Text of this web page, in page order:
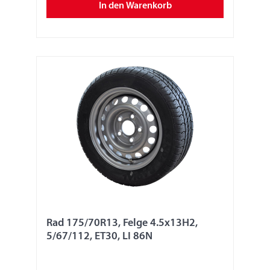
In den Warenkorb
Rad 175/70R13, Felge 4.5x13H2,
5/67/112, ET30, LI 86N